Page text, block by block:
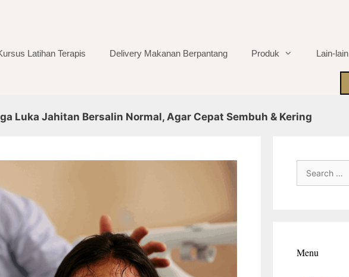
Latihan Terapis Delivery Makanan Berpantang Produk Lain-lain
Luka Jahitan Bersalin Normal, Agar Cepat Sembuh & Kering
for:
Menu